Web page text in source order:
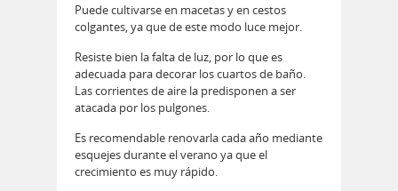
Puede cultivarse en macetas y en cestos
colgantes, ya que de este modo luce mejor.
Resiste bien la falta de luz, por lo que es
adecuada para decorar los cuartos de baño.
Las corrientes de aire la predisponen a ser
atacada por los pulgones.
Es recomendable renovarla cada año mediante
esquejes durante el verano ya que el
crecimiento es muy rápido.